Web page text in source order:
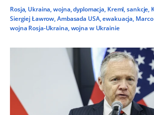
Rosja, Ukraina,wojna,dyplomacja, Kreml,sankcje,
Siergiej Ławrow,Ambasada USA,ewakuacja,
wojna Rosja-Ukraina,wojna w Ukrainie